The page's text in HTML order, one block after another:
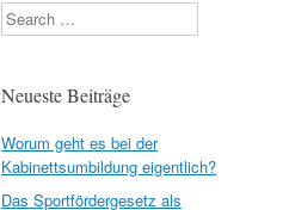
Search
Neueste Beiträge
Worum geht es bei der
Kabinettsumbildung eigentlich?
Das Sportfördergesetz als